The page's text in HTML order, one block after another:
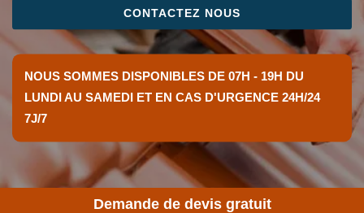
CONTACTEZ NOUS
NOUS SOMMES DISPONIBLES DE 07H - 19H DU
LUNDI AU SAMEDI ET EN CAS D'URGENCE 24H/24
7J/7
Demande de devis gratuit